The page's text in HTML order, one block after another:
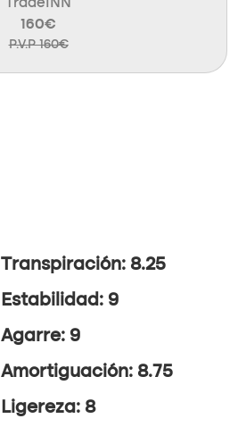
TradeINN
160€
P.V.P 160€
Transpiración: 8.25
Estabilidad: 9
Agarre: 9
Amortiguación: 8.75
Ligereza: 8